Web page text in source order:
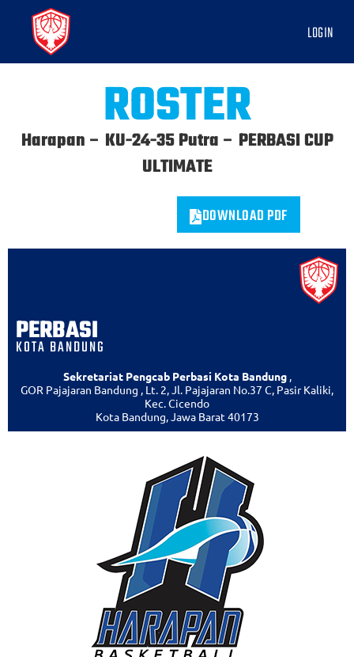
LOGIN
ROSTER
Harapan – KU-24-35 Putra – PERBASI CUP
ULTIMATE
DOWNLOAD PDF
PERBASI
KOTA BANDUNG
Sekretariat Pengcab Perbasi Kota Bandung ,
GOR Pajajaran Bandung , Lt. 2, Jl. Pajajaran No.37 C, Pasir Kaliki,
Kec. Cicendo
Kota Bandung, Jawa Barat 40173